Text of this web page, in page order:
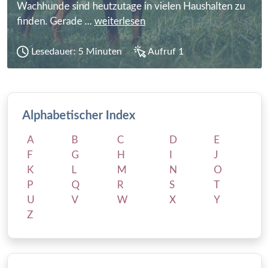
Wachhunde sind heutzutage in vielen Haushalten zu
finden. Gerade ... weiterlesen
Lesedauer: 5 Minuten Aufruf 1
Alphabetischer Index
A B C D
E
F
G H
J
K
L M N
O
P
Q R S
T
U
V W X
Y
Z